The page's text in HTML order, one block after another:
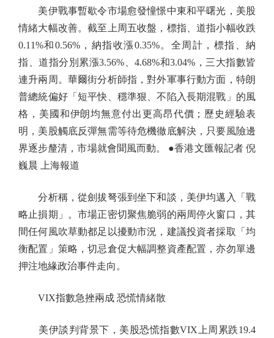
美伊戰事暫歇令市場愈發憧憬中東和平曙光，美股
情緒大幅改善。截至上周五收盤，標指、道指小幅收跌
0.11%和0.56%，納指收漲0.35%。全周計，標指、納
指、道指分別累漲3.56%、4.68%和3.04%，三大指數皆
連升兩周。華爾街分析師指，對外軍事行動方面，特朗
普總統偏好「短平快、穩準狠、不陷入長期混戰」的風
格，美國和伊朗均無意付出更高昂代價；歷史經驗表
明，美股觸底反彈無需等待危機徹底解決，只要風險邊
界逐步釐清，市場就會聞風而動。 ●香港文匯報記者 倪
巍晨 上海報道
分析稱，從劍拔弩張到坐下和談，美伊均邁入「戰
略止損期」。市場正密切聚焦脆弱的兩周停火窗口，其
間任何風吹草動都足以擾動市況，建議投資者採取「均
衡配置」策略，切忌倉促大幅調整資產配置，亦勿單邊
押注地緣政治事件走向。
VIX指數急挫兩成 恐慌情緒散
美伊談判背景下，美股恐慌指數VIX上周累跌19.4